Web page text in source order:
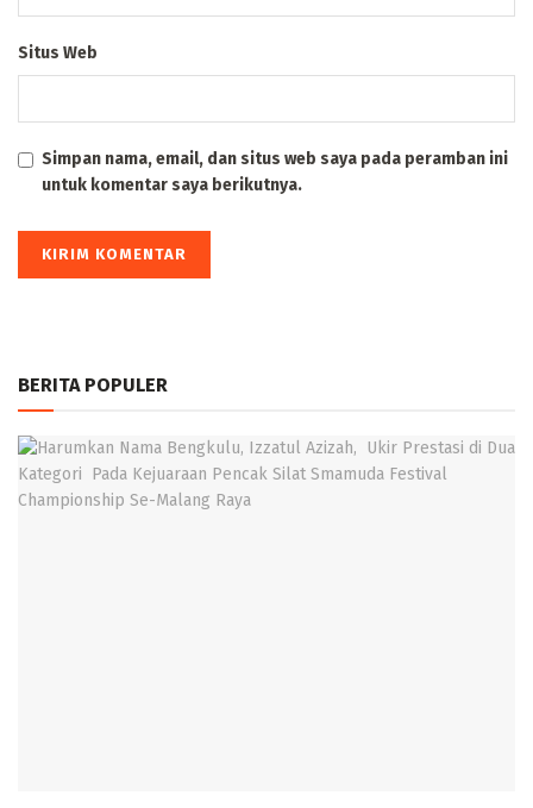
Situs Web
Simpan nama, email, dan situs web saya pada peramban ini
untuk komentar saya berikutnya.
BERITA POPULER